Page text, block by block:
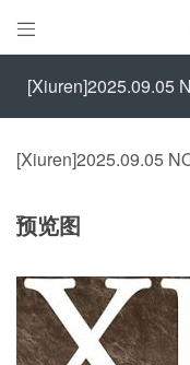

[Xiuren]2025.09.05
[Xiuren]2025.09.05
预览图